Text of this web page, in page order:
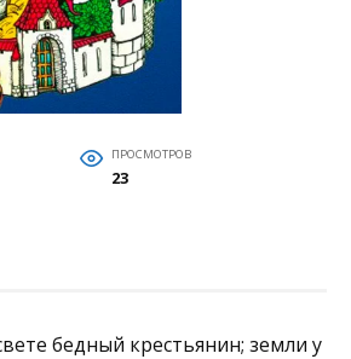
ПРОСМОТРОВ
23
бедный крестьянин; земли у